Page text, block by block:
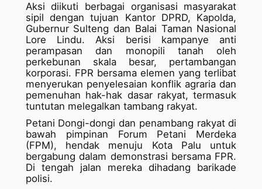
Aksi diikuti berbagai organisasi masyarakat
sipil dengan tujuan Kantor DPRD, Kapolda,
Gubernur Sulteng dan Balai Taman Nasional
Lore Lindu. Aksi berisi kampanye anti
perampasan dan monopili tanah oleh
perkebunan skala besar, pertambangan
korporasi. FPR bersama elemen yang terlibat
menyerukan penyelesaian konflik agraria dan
pemenuhan hak-hak dasar rakyat, termasuk
tuntutan melegalkan tambang rakyat.
Petani Dongi-dongi dan penambang rakyat di
bawah pimpinan Forum Petani Merdeka
(FPM), hendak menuju Kota Palu untuk
bergabung dalam demonstrasi bersama FPR.
Di tengah jalan mereka dihadang barikade
polisi.